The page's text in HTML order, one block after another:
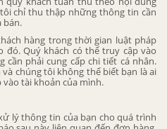
chỉ thu thập những thông tin cần
bán.
hàng trong thời gian luật pháp
đó. Quý khách có thể truy cập vào
phải cung cấp chi tiết cá nhân.
chúng tôi không thể biết bạn là ai
tài khoản của mình.
lý thông tin của bạn cho quá trình